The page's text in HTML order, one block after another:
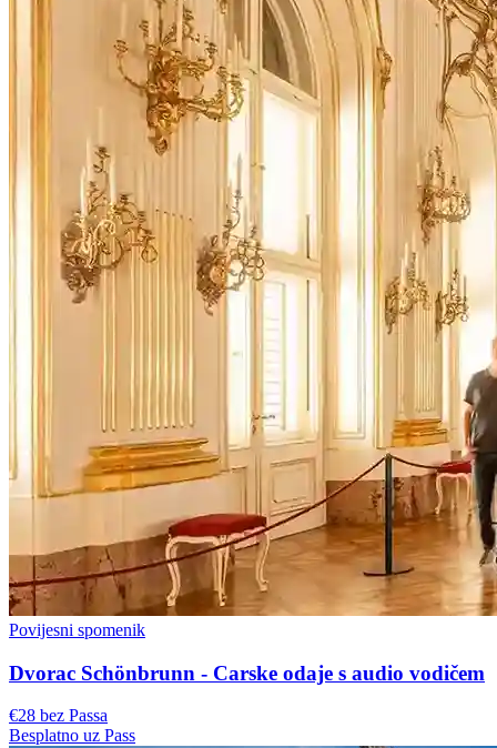
Povijesni spomenik
Dvorac Schönbrunn - Carske odaje s audio vodičem
€28 bez Passa
Besplatno uz Pass